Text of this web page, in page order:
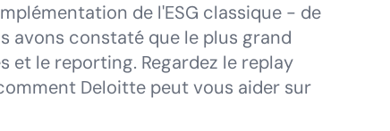
de l'ESG classique - de
avons constaté que le plus grand
et le reporting. Regardez le replay
Deloitte peut vous aider sur